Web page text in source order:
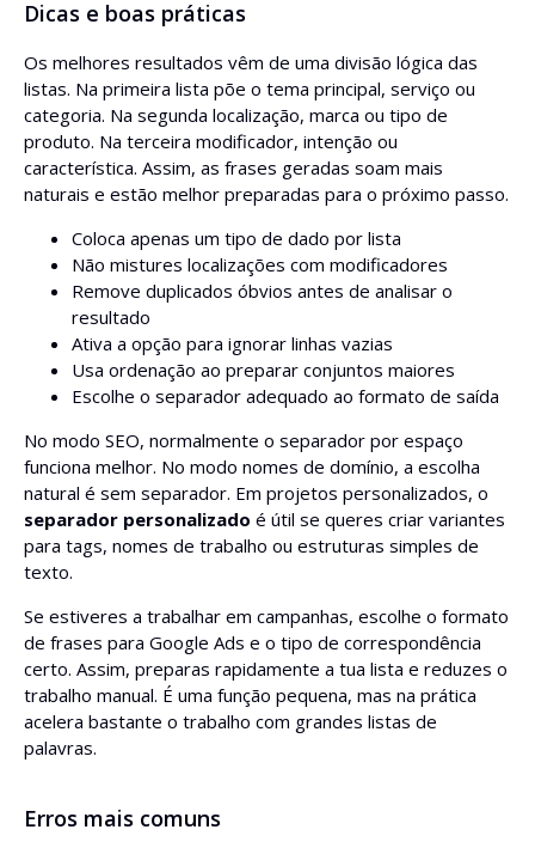
Dicas e boas práticas
Os melhores resultados vêm de uma divisão lógica das
listas. Na primeira lista põe o tema principal, serviço ou
categoria. Na segunda localização, marca ou tipo de
produto. Na terceira modificador, intenção ou
característica. Assim, as frases geradas soam mais
naturais e estão melhor preparadas para o próximo passo.
Coloca apenas um tipo de dado por lista
Não mistures localizações com modificadores
Remove duplicados óbvios antes de analisar o
resultado
Ativa a opção para ignorar linhas vazias
Usa ordenação ao preparar conjuntos maiores
Escolhe o separador adequado ao formato de saída
No modo SEO, normalmente o separador por espaço
funciona melhor. No modo nomes de domínio, a escolha
natural é sem separador. Em projetos personalizados, o
separador personalizado é útil se queres criar variantes
para tags, nomes de trabalho ou estruturas simples de
texto.
Se estiveres a trabalhar em campanhas, escolhe o formato
de frases para Google Ads e o tipo de correspondência
certo. Assim, preparas rapidamente a tua lista e reduzes o
trabalho manual. É uma função pequena, mas na prática
acelera bastante o trabalho com grandes listas de
palavras.
Erros mais comuns